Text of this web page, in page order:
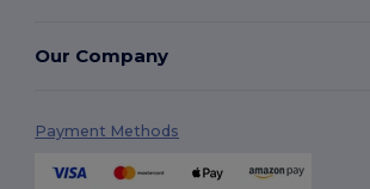
Our Company
Payment Methods